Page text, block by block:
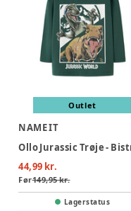
Outlet
NAME IT
44,99 kr.
Før149,95 kr.
Lagerstatus